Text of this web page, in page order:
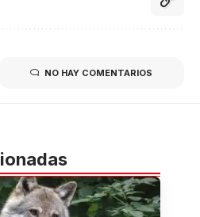
NO HAY COMENTARIOS